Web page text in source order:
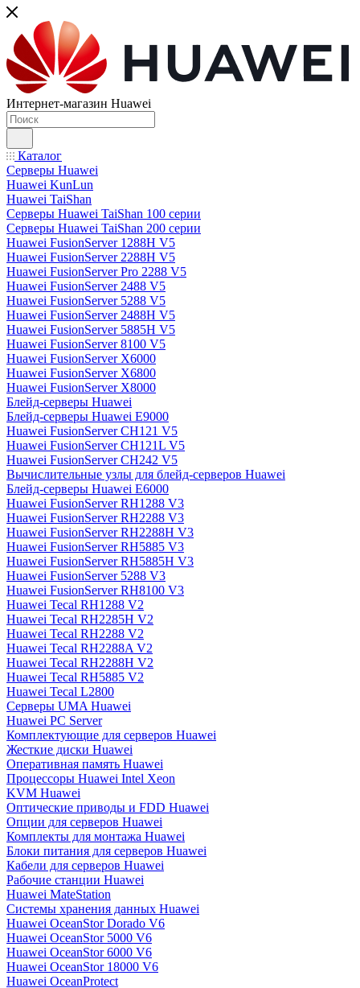
Интернет-магазин Huawei
Каталог
Серверы Huawei
Huawei KunLun
Huawei TaiShan
Серверы Huawei TaiShan 100 серии
Серверы Huawei TaiShan 200 серии
Huawei FusionServer 1288H V5
Huawei FusionServer 2288H V5
Huawei FusionServer Pro 2288 V5
Huawei FusionServer 2488 V5
Huawei FusionServer 5288 V5
Huawei FusionServer 2488H V5
Huawei FusionServer 5885H V5
Huawei FusionServer 8100 V5
Huawei FusionServer X6000
Huawei FusionServer X6800
Huawei FusionServer X8000
Блейд-серверы Huawei
Блейд-серверы Huawei E9000
Huawei FusionServer CH121 V5
Huawei FusionServer CH121L V5
Huawei FusionServer CH242 V5
Вычислительные узлы для блейд-серверов Huawei
Блейд-серверы Huawei E6000
Huawei FusionServer RH1288 V3
Huawei FusionServer RH2288 V3
Huawei FusionServer RH2288H V3
Huawei FusionServer RH5885 V3
Huawei FusionServer RH5885H V3
Huawei FusionServer 5288 V3
Huawei FusionServer RH8100 V3
Huawei Tecal RH1288 V2
Huawei Tecal RH2285H V2
Huawei Tecal RH2288 V2
Huawei Tecal RH2288A V2
Huawei Tecal RH2288H V2
Huawei Tecal RH5885 V2
Huawei Tecal L2800
Серверы UMA Huawei
Huawei PC Server
Комплектующие для серверов Huawei
Жесткие диски Huawei
Оперативная память Huawei
Процессоры Huawei Intel Xeon
KVM Huawei
Оптические приводы и FDD Huawei
Опции для серверов Huawei
Комплекты для монтажа Huawei
Блоки питания для серверов Huawei
Кабели для серверов Huawei
Рабочие станции Huawei
Huawei MateStation
Системы хранения данных Huawei
Huawei OceanStor Dorado V6
Huawei OceanStor 5000 V6
Huawei OceanStor 6000 V6
Huawei OceanStor 18000 V6
Huawei OceanProtect